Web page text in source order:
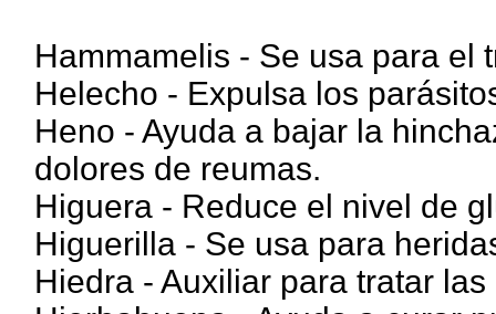
Hammamelis - Se usa para el
Helecho - Expulsa los
Heno - Ayuda a bajar la
dolores de reumas.
Higuera - Reduce el nivel de
Higuerilla - Se usa para
Hiedra - Auxiliar para tratar